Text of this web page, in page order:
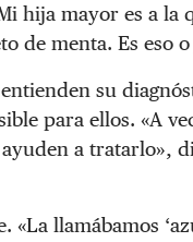
hija mayor es a la
de menta. Es eso
su
para ellos. «A
a tratarlo»,
«La llamábamos